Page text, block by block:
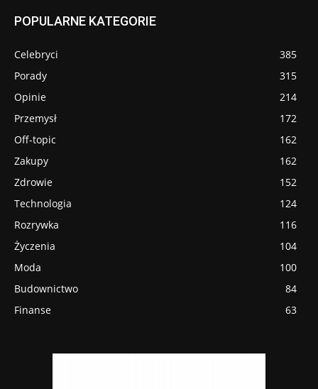
POPULARNE KATEGORIE
Celebryci
385
Porady
315
Opinie
214
Przemysł
172
Off-topic
162
Zakupy
162
Zdrowie
152
Technologia
124
Rozrywka
116
Życzenia
104
Moda
100
Budownictwo
84
Finanse
63